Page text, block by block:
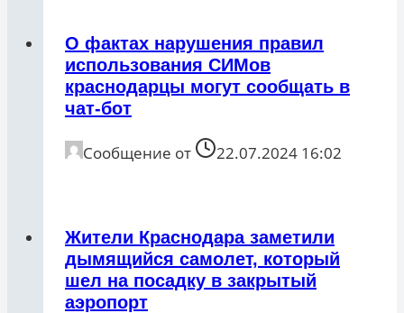
О фактах нарушения правил
использования СИМов
краснодарцы могут сообщать в
чат-бот
Сообщение от 22.07.2024 16:02
Жители Краснодара заметили
дымящийся самолет, который
шел на посадку в закрытый
аэропорт